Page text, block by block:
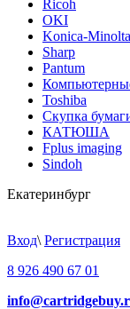
Ricoh
OKI
Konica-Minolta
Sharp
Pantum
Toshiba
Скупка
КАТЮША
Fplus imaging
Sindoh
Екатеринбург
Вход\ Регистрация
8 926 490 67 01